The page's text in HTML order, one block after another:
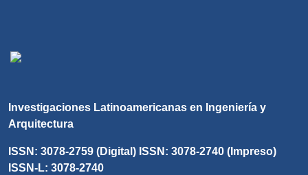
Investigaciones Latinoamericanas en Ingeniería y
Arquitectura
ISSN: 3078-2759 (Digital) ISSN: 3078-2740 (Impreso)
ISSN-L: 3078-2740